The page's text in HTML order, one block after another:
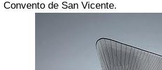
Convento de San Vicente.